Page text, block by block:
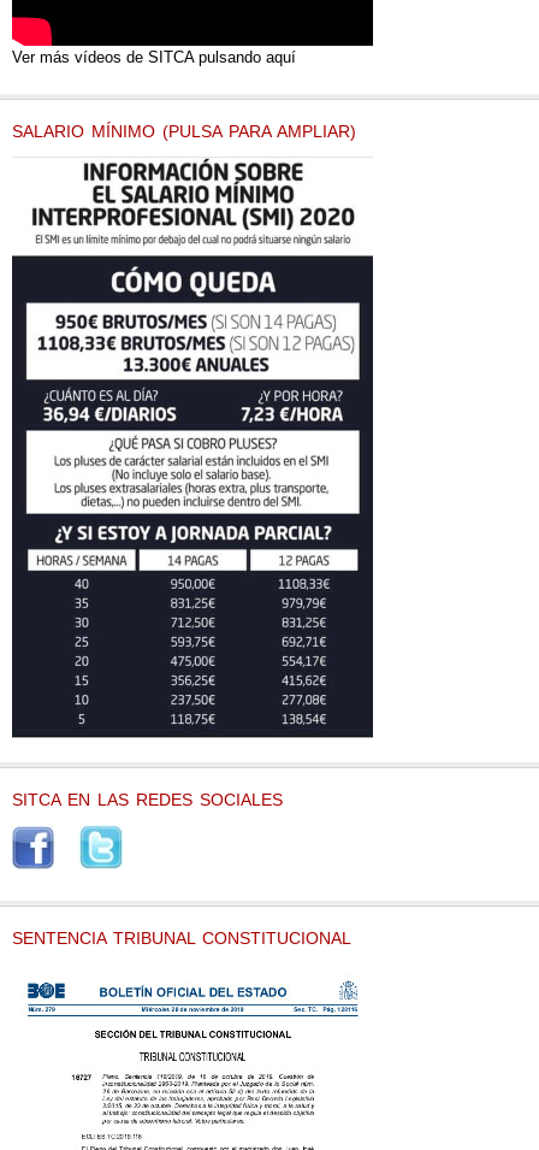
Ver más vídeos de SITCA pulsando aquí
SALARIO MÍNIMO (PULSA PARA AMPLIAR)
SITCA EN LAS REDES SOCIALES
SENTENCIA TRIBUNAL CONSTITUCIONAL